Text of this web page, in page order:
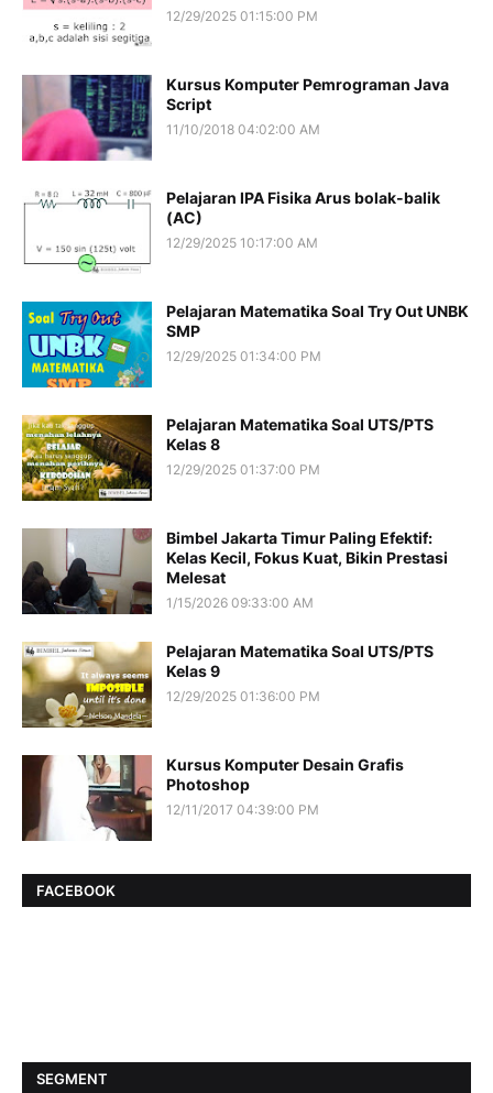
12/29/2025 01:15:00 PM
Kursus Komputer Pemrograman Java
Script
11/10/2018 04:02:00 AM
Pelajaran IPA Fisika Arus bolak-balik
(AC)
12/29/2025 10:17:00 AM
Pelajaran Matematika Soal Try Out UNBK
SMP
12/29/2025 01:34:00 PM
Pelajaran Matematika Soal UTS/PTS
Kelas 8
12/29/2025 01:37:00 PM
Bimbel Jakarta Timur Paling Efektif:
Kelas Kecil, Fokus Kuat, Bikin Prestasi
Melesat
1/15/2026 09:33:00 AM
Pelajaran Matematika Soal UTS/PTS
Kelas 9
12/29/2025 01:36:00 PM
Kursus Komputer Desain Grafis
Photoshop
12/11/2017 04:39:00 PM
FACEBOOK
SEGMENT